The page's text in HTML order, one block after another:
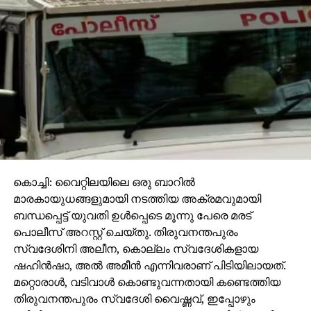
അറിഞ്ഞോ സംരക്ഷിക്കുമെന്ന
ബോധ്യമുള്ളതുകൊണ്ടോ ആണ് കേരളം
ചോരക്കളമാവുന്നതെന്നാണ് അതിലെ ദുസ്സൂചന.
പൊലീസ് കാവിയു ചുവപ്പുമായി കാക്കിക്കുള്ളില്‍
പരിണാമത്തിന് വിധേയമാകുന്നത് ആശ്വാസകരമല്ല.
സ്വതന്ത്രമായ പൊലീസ് എന്നത് കേരളത്തിന്റെ
സ്വപ്‌നമാണിപ്പോള്‍.
വിഷലിപ്തവും അതിവര്‍ഗീയതയും അടങ്ങിയ
ശശികലമാരുടെയും ഗോപാലകൃഷ്ണന്‍മാരുടെയും
സംസ്ഥാന സര്‍ക്കാര്‍ സംശയത്തിന്റെ പേരില്‍ പോലും
മുസ്്‌ലിം ന്യൂനപക്ഷദലിത് വിഭാഗങ്ങളെ
വേട്ടയാടുകയാണ്. ജില്ലാ മജിസ്‌ട്രേറ്റിന്റെ നിര്‍ദ്ദേശം
പരസ്യമായി ലംഘിച്ച് ആര്‍.എസ്.എസ് തലവന്‍
മോഹന്‍ഭഗവത് ദേശീയ പതാകയുടെ പ്രോട്ടോകോള്‍
കാറ്റില്‍ പറത്തി കൊടിയേറ്റുമ്പോള്‍ വലിയ
വര്‍ത്തമാനങ്ങളില്‍ അഭിരമിക്കുകമാത്രമല്ല, നടപടിക്ക്
മുതിര്‍ന്ന ജില്ലാ കലക്ടറെ രായ്ക്കുരാമാനം
കൊച്ചി: വൈറ്റിലയിലെ ഒരു ബാറില്‍
മാരകായുധങ്ങളുമായി നടത്തിയ അക്രമവുമായി
ബന്ധപ്പെട്ട് യുവതി ഉള്‍പ്പെടെ മൂന്നു പേരെ മരട്
പൊലീസ് അറസ്റ്റ് ചെയ്തു. തിരുവനന്തപുരം
സ്വദേശിനി അലീന, കൊല്ലം സ്വദേശികളായ
ഷഹിന്‍ഷാ, അല്‍ അമീന്‍ എന്നിവരാണ് പിടിയിലായത്.
മറ്റൊരാള്‍, വടിവാള്‍ കൊണ്ടുവന്നതായി കണ്ടെത്തിയ
തിരുവനന്തപുരം സ്വദേശി വൈഷ്ണവ്, ഇപ്പോഴും